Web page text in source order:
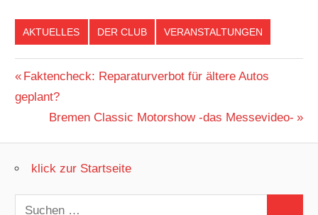
AKTUELLES DER CLUB VERANSTALTUNGEN
Beitragsnavigation
Vorheriger
Beitrag:
Faktencheck: Reparaturverbot für ältere Autos
geplant?
Nächster
Bremen Classic Motorshow -das Messevideo-
klick zur Startseite
Suchen